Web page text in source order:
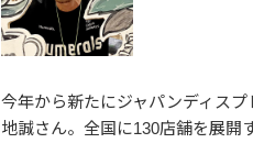
今年から新たにジャパンディス
地誠さん。全国に130店舗を展開